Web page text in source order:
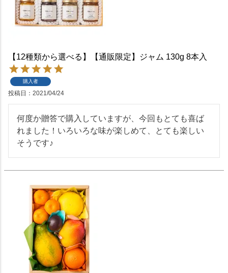
【12種類から選べる】【通販限定】ジャム 130g 8本入
購入者
投稿日 2021/04/24
何度か贈答で購入していますが、今回もとても喜ば
れました！いろいろな味が楽しめて、とても楽しい
そうです♪